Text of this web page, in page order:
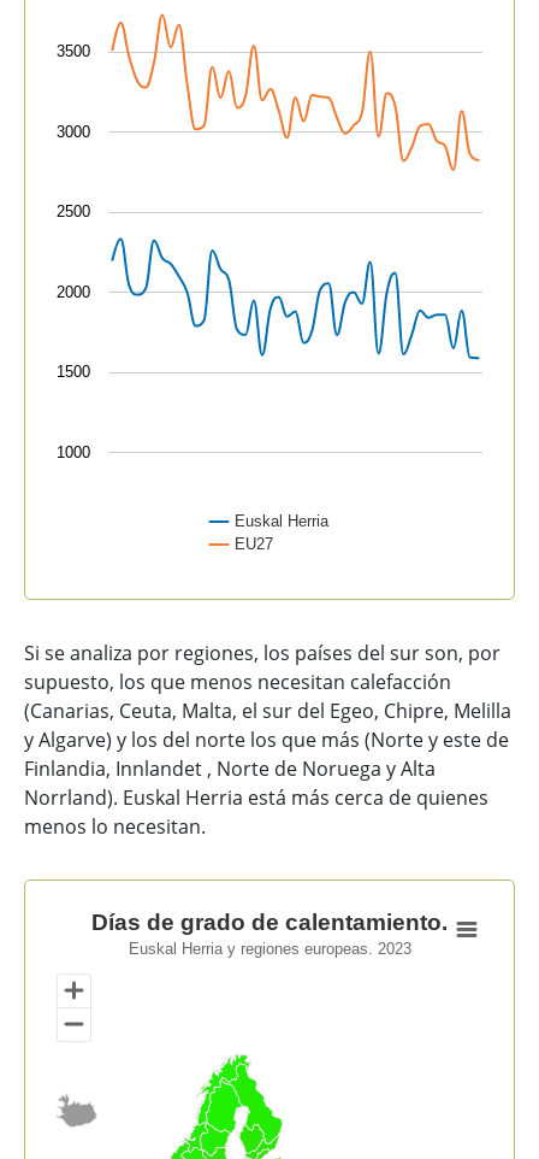
View as data table, Días de grado de calentamiento.
The chart has 1 X axis displaying categories.
The chart has 1 Y axis displaying values. Data ranges
Euskal Herria
EU27
1000
1500
2000
2500
3000
3500
Si se analiza por regiones, los países del sur son, por
supuesto, los que menos necesitan calefacción
(Canarias, Ceuta, Malta, el sur del Egeo, Chipre, Melilla
y Algarve) y los del norte los que más (Norte y este de
Finlandia, Innlandet , Norte de Noruega y Alta
Norrland). Euskal Herria está más cerca de quienes
menos lo necesitan.
Días de grado de calentamiento.
Map of unspecified region with 1 data series.
Euskal Herria y regiones europeas. 2023
View as data table, Días de grado de calentamiento.
Días de grado de calentamiento.
Euskal Herria y regiones europeas. 2023